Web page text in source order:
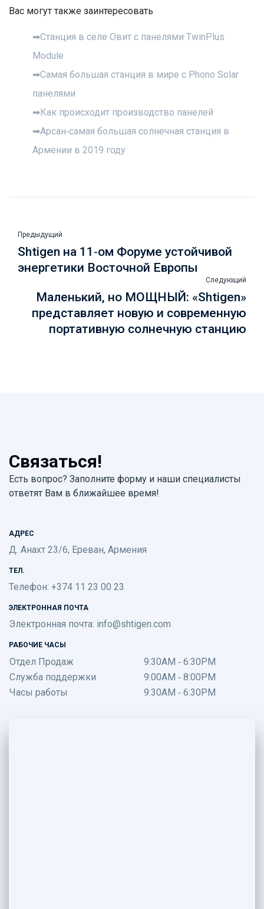
Вас могут также заинтересовать
➡Станция в селе Овит с панелями TwinPlus
Module
➡Самая большая станция в мире с Phono Solar
панелями
➡Как происходит производство панелей
➡Арсан-самая большая солнечная станция в
Армении в 2019 году
Предыдущий
Shtigen на 11-ом Форуме устойчивой
энергетики Восточной Европы
Следующий
Маленький, но МОЩНЫЙ: «Shtigen»
представляет новую и современную
портативную солнечную станцию
Связаться!
Есть вопрос? Заполните форму и наши специалисты
ответят Вам в ближайшее время!
АДРЕС
Д. Анахт 23/6, Ереван, Армения
ТЕЛ.
Телефон: +374 11 23 00 23
ЭЛЕКТРОННАЯ ПОЧТА
Электронная почта: info@shtigen.com
РАБОЧИЕ ЧАСЫ
Отдел Продаж
9:30AM - 6:30PM
Служба поддержки
9:00AM - 8:00PM
Часы работы
9:30AM - 6:30PM